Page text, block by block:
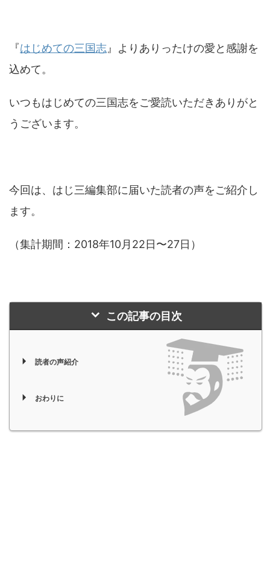
『はじめての三国志』よりありったけの愛と感謝を
込めて。
いつもはじめての三国志をご愛読いただきありがと
うございます。
今回は、はじ三編集部に届いた読者の声をご紹介し
ます。
（集計期間：2018年10月22日〜27日）
この記事の目次
読者の声紹介
おわりに